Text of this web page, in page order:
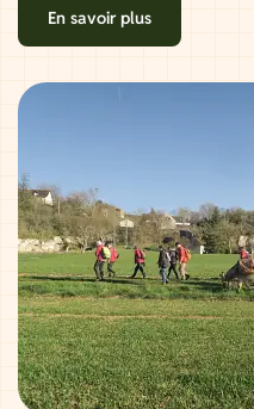
En savoir plus